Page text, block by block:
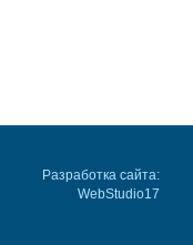
Разработка сайта:
WebStudio17